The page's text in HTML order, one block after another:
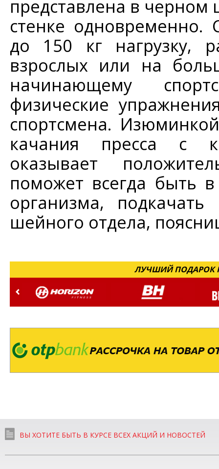
представлена в черном
стенке одновременно.
до 150 кг нагрузку,
взрослых или на
начинающему
физические
спортсмена.
качания пресса с
оказывает
поможет всегда быть
организма,
шейного отдела,
ЛУЧШИЙ ПОДАРОК
ВЫ ХОТИТЕ БЫТЬ В КУРСЕ ВСЕХ АКЦИЙ И НОВОСТЕЙ